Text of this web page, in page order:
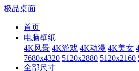
极品桌面
首页
电脑壁纸
4K风景 4K游戏 4K动漫 4K美女
7680x4320 5120x2880 5120x2160
全部尺寸